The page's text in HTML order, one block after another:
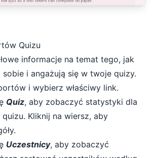
Quizu
informacje na temat tego, jak
i angażują się w twoje quizy.
i wybierz właściwy link.
Quiz, aby zobaczyć statystyki dla
Kliknij na wiersz, aby
Uczestnicy, aby zobaczyć